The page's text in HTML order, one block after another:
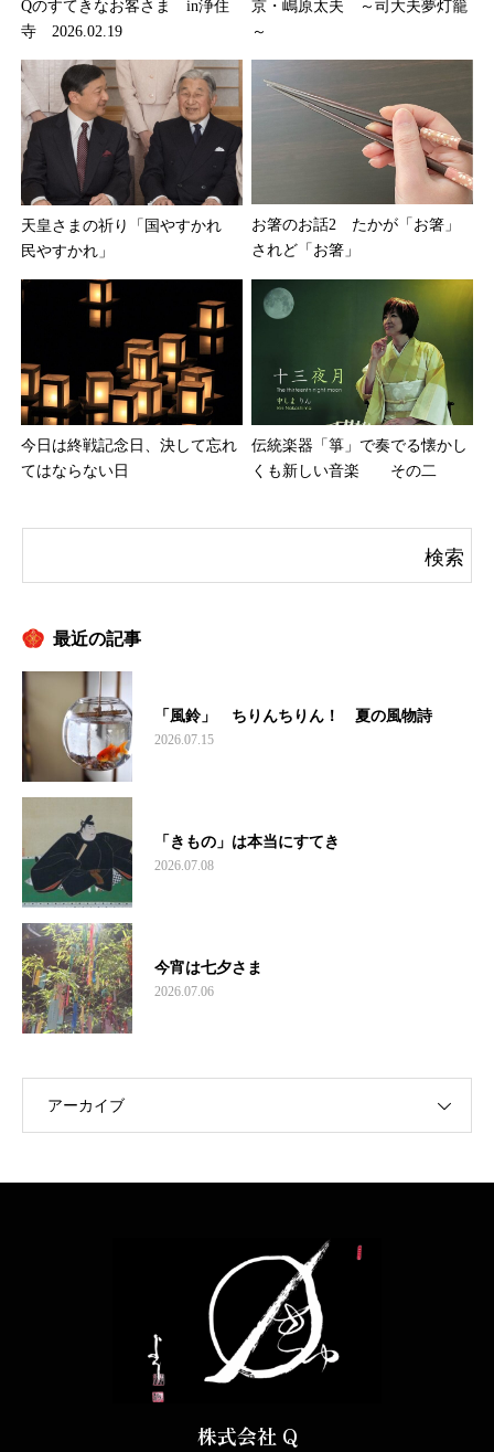
Qのすてきなお客さま in浄住
寺 2026.02.19
京・嶋原太夫 ～司大夫夢灯籠
～
天皇さまの祈り「国やすかれ
民やすかれ」
お箸のお話2 たかが「お箸」
されど「お箸」
今日は終戦記念日、決して忘れ
てはならない日
伝統楽器「箏」で奏でる懐かし
くも新しい音楽 その二
最近の記事
「風鈴」 ちりんちりん！ 夏の風物詩
2026.07.15
「きもの」は本当にすてき
2026.07.08
今宵は七夕さま
2026.07.06
アーカイブ
株式会社 Q